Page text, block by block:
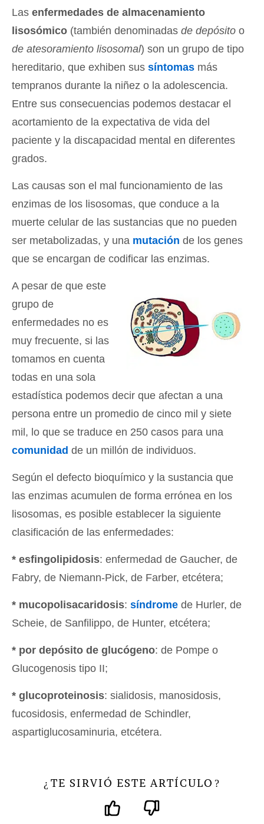
Las enfermedades de almacenamiento
lisosómico (también denominadas de depósito o
de atesoramiento lisosomal) son un grupo de tipo
hereditario, que exhiben sus síntomas más
tempranos durante la niñez o la adolescencia.
Entre sus consecuencias podemos destacar el
acortamiento de la expectativa de vida del
paciente y la discapacidad mental en diferentes
grados.
Las causas son el mal funcionamiento de las
enzimas de los lisosomas, que conduce a la
muerte celular de las sustancias que no pueden
ser metabolizadas, y una mutación de los genes
que se encargan de codificar las enzimas.
A pesar de que este
grupo de
enfermedades no es
muy frecuente, si las
tomamos en cuenta
todas en una sola
estadística podemos decir que afectan a una
persona entre un promedio de cinco mil y siete
mil, lo que se traduce en 250 casos para una
comunidad de un millón de individuos.
Según el defecto bioquímico y la sustancia que
las enzimas acumulen de forma errónea en los
lisosomas, es posible establecer la siguiente
clasificación de las enfermedades:
* esfingolipidosis: enfermedad de Gaucher, de
Fabry, de Niemann-Pick, de Farber, etcétera;
* mucopolisacaridosis: síndrome de Hurler, de
Scheie, de Sanfilippo, de Hunter, etcétera;
* por depósito de glucógeno: de Pompe o
Glucogenosis tipo II;
* glucoproteinosis: sialidosis, manosidosis,
fucosidosis, enfermedad de Schindler,
aspartiglucosaminuria, etcétera.
¿ TE SIRVIÓ ESTE ARTÍCULO ?